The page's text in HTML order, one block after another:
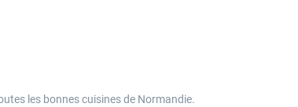
les bonnes cuisines de Normandie.